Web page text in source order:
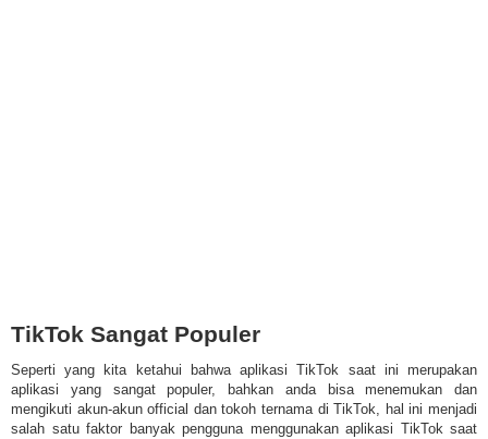
TikTok Sangat Populer
Seperti yang kita ketahui bahwa aplikasi TikTok saat ini merupakan
aplikasi yang sangat populer, bahkan anda bisa menemukan dan
mengikuti akun-akun official dan tokoh ternama di TikTok, hal ini menjadi
salah satu faktor banyak pengguna menggunakan aplikasi TikTok saat